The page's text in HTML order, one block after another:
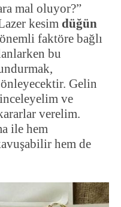
mal oluyor?”
kesim düğün
faktöre bağlı
bu
önleyecektir. Gelin
ve
verelim.
ile hem
hem de